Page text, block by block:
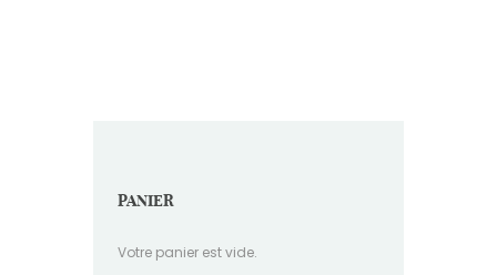
PANIER
Votre panier est vide.